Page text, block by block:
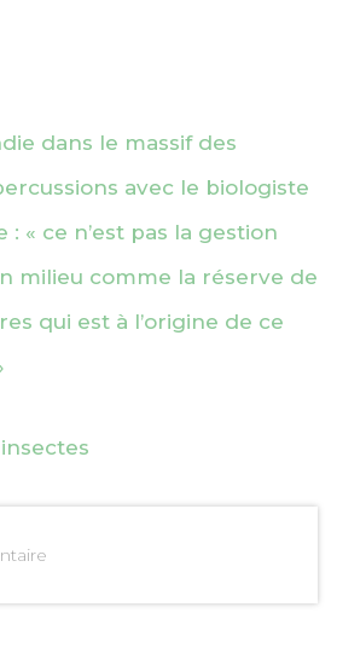
dans le massif des
avec le biologiste
: « ce n’est pas la gestion
milieu comme la réserve de
qui est à l’origine de ce